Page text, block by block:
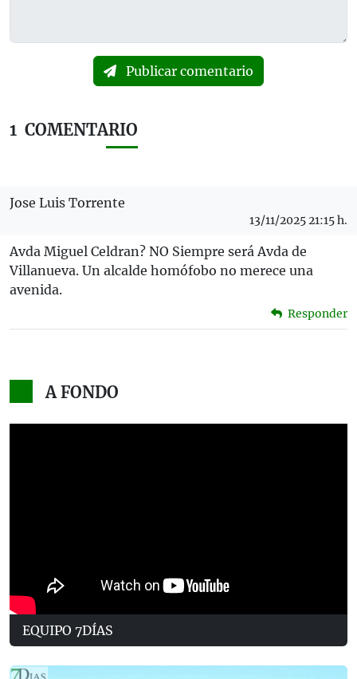
Publicar comentario
1 COMENTARIO
Jose Luis Torrente
13/11/2025 21:15 h.
Avda Miguel Celdran? NO Siempre será Avda de
Villanueva. Un alcalde homófobo no merece una
avenida.
Responder
A FONDO
EQUIPO 7DÍAS